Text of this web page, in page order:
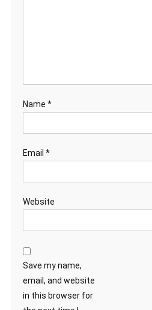
Name *
Email *
Website
Save my name,
email, and website
in this browser for